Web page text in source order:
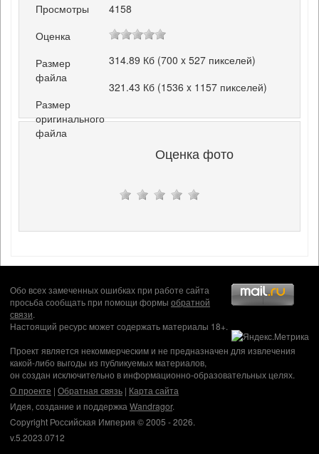
Просмотры
4158
Оценка
Размер
файла
314.89 Кб (700 x 527 пикселей)
Размер
оригинального
файла
321.43 Кб (1536 x 1157 пикселей)
Оценка фото
Обо всех замеченных ошибках при работе сайта
просьба сообщать при помощи формы обратной
связи.
Настоящий ресурс может содержать материалы 18+.
Проект является некоммерческим и не предназначен для извлечения
какой-либо выгоды из публикуемых материалов,
он создан исключительно в информационно-образовательных целях.
О проекте | Обратная связь | Карта сайта
Идея, создание и поддержкаWandragor.
Copyright Российская Империя © 2005 - 2026.
v.5.2023.0712